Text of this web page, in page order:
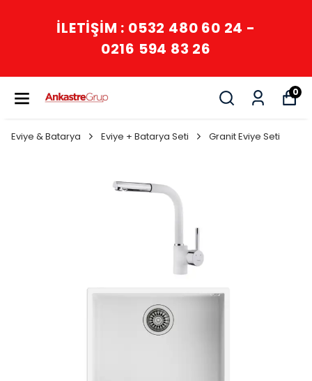
İLETİŞİM : 0532 480 60 24 -
0216 594 83 26
0
Eviye & Batarya Eviye + Batarya Seti Granit Eviye Seti